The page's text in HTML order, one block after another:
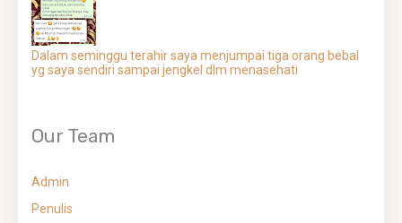
Dalam seminggu terahir saya menjumpai tiga orang bebal
yg saya sendiri sampai jengkel dlm menasehati
Our Team
Admin
Penulis